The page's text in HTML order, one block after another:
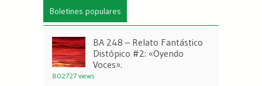
Boletines populares
BA 248 – Relato Fantástico
Distópico #2: «Oyendo
Voces».
802727 views